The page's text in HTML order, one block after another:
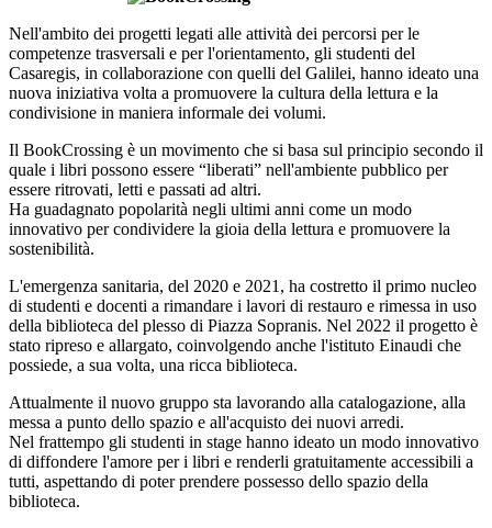
Nell'ambito dei progetti legati alle attività dei percorsi per le
competenze trasversali e per l'orientamento, gli studenti del
Casaregis, in collaborazione con quelli del Galilei, hanno ideato una
nuova iniziativa volta a promuovere la cultura della lettura e la
condivisione in maniera informale dei volumi.
Il BookCrossing è un movimento che si basa sul principio secondo il
quale i libri possono essere “liberati” nell'ambiente pubblico per
essere ritrovati, letti e passati ad altri.
Ha guadagnato popolarità negli ultimi anni come un modo
innovativo per condividere la gioia della lettura e promuovere la
sostenibilità.
L'emergenza sanitaria, del 2020 e 2021, ha costretto il primo nucleo
di studenti e docenti a rimandare i lavori di restauro e rimessa in uso
della biblioteca del plesso di Piazza Sopranis. Nel 2022 il progetto è
stato ripreso e allargato, coinvolgendo anche l'istituto Einaudi che
possiede, a sua volta, una ricca biblioteca.
Attualmente il nuovo gruppo sta lavorando alla catalogazione, alla
messa a punto dello spazio e all'acquisto dei nuovi arredi.
Nel frattempo gli studenti in stage hanno ideato un modo innovativo
di diffondere l'amore per i libri e renderli gratuitamente accessibili a
tutti, aspettando di poter prendere possesso dello spazio della
biblioteca.